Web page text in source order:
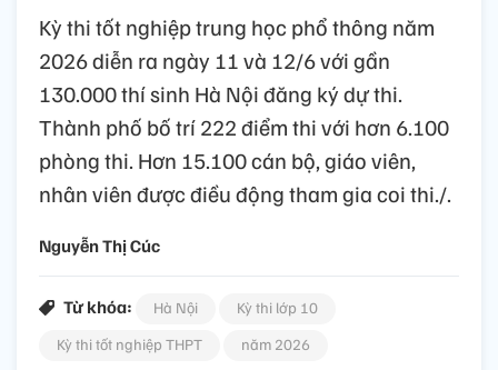
Kỳ thi tốt nghiệp trung học phổ thông năm
2026 diễn ra ngày 11 và 12/6 với gần
130.000 thí sinh Hà Nội đăng ký dự thi.
Thành phố bố trí 222 điểm thi với hơn 6.100
phòng thi. Hơn 15.100 cán bộ, giáo viên,
nhân viên được điều động tham gia coi thi./.
Nguyễn Thị Cúc
Từ khóa: Hà Nội
Kỳ thi lớp 10
Kỳ thi tốt nghiệp THPT
năm 2026